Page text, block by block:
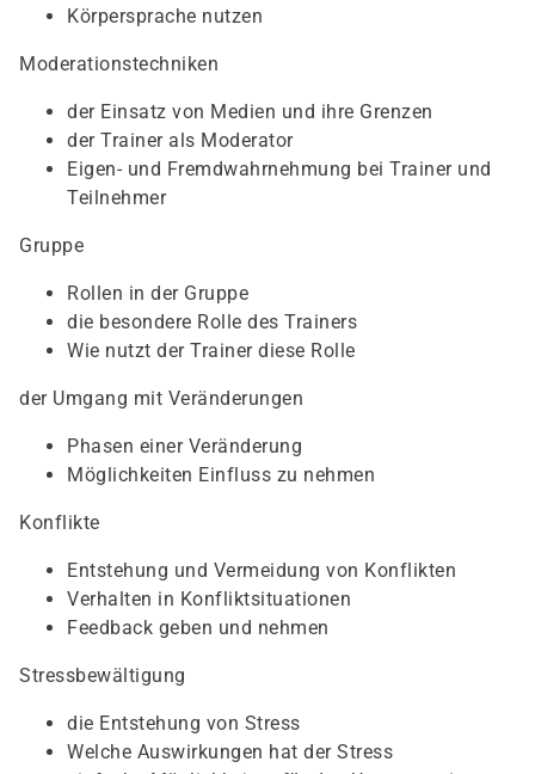
Körpersprache nutzen
Moderationstechniken
der Einsatz von Medien und ihre Grenzen
der Trainer als Moderator
Eigen- und Fremdwahrnehmung bei Trainer und
Teilnehmer
Gruppe
Rollen in der Gruppe
die besondere Rolle des Trainers
Wie nutzt der Trainer diese Rolle
der Umgang mit Veränderungen
Phasen einer Veränderung
Möglichkeiten Einfluss zu nehmen
Konflikte
Entstehung und Vermeidung von Konflikten
Verhalten in Konfliktsituationen
Feedback geben und nehmen
Stressbewältigung
die Entstehung von Stress
Welche Auswirkungen hat der Stress